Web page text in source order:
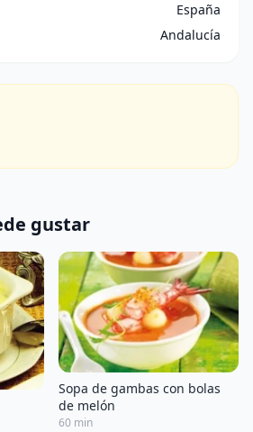
España
Andalucía
gustar
Sopa de gambas con bolas
de melón
60 min